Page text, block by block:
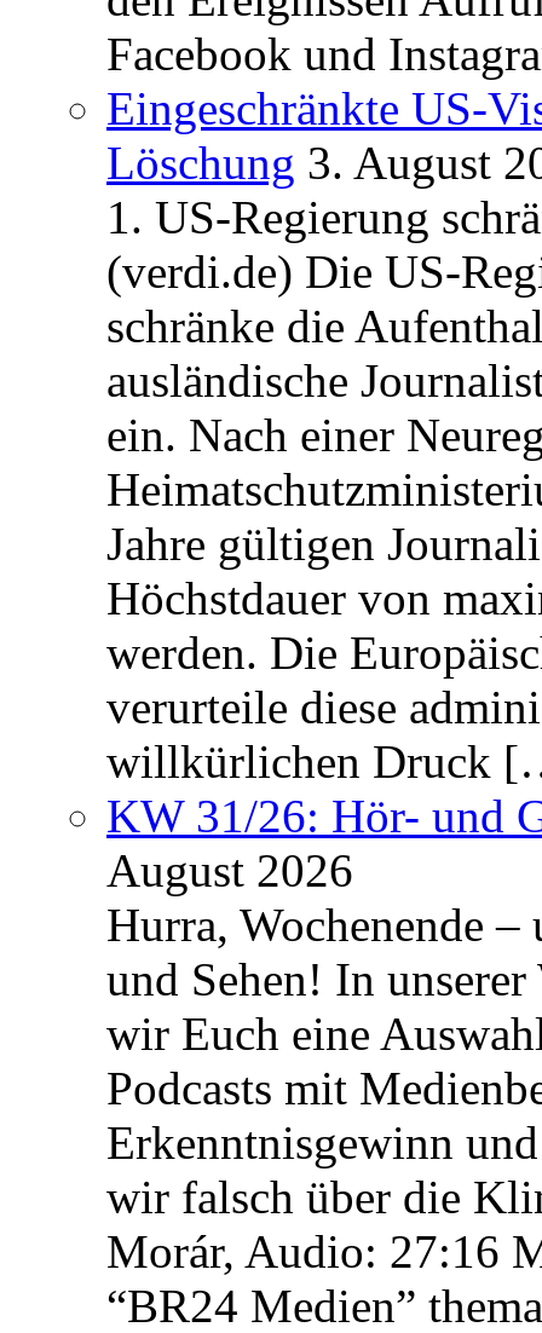
Facebook und
Eingeschränkte US-
Löschung 3. August
1. US-Regierung
(verdi.de) Die US-
schränke die
ausländische
ein. Nach einer
Jahre gültigen
Höchstdauer von
werden. Die
verurteile diese
willkürlichen Druck
KW 31/26: Hör- und
August 2026
Hurra, Wochenende
und Sehen! In unserer
wir Euch eine
Podcasts mit
Erkenntnisgewinn
wir falsch über die
Morár, Audio: 27:16
“BR24 Medien”